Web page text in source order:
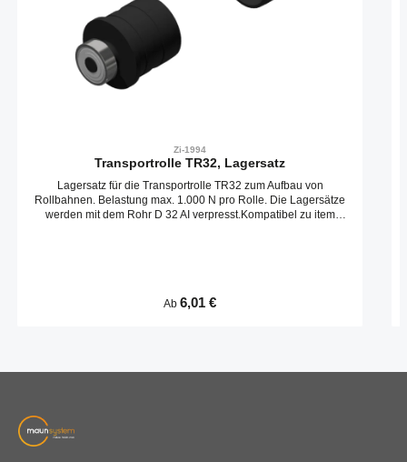
Zi-1994
Transportrolle TR32, Lagersatz
Lagersatz für die Transportrolle TR32 zum Aufbau von
Rollbahnen. Belastung max. 1.000 N pro Rolle. Die Lagersätze
werden mit dem Rohr D 32 AI verpresst.Kompatibel zu item
Regulärer Preis:
Ab 6,01 €